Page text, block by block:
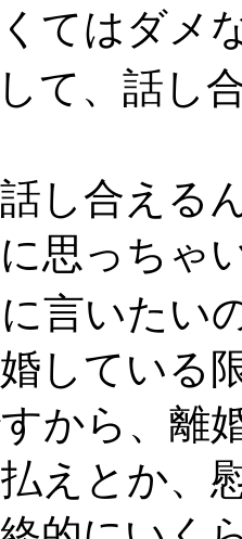
てはダメ
て、話し
し合える
思っちゃ
言いたい
している
から、離
えとか、